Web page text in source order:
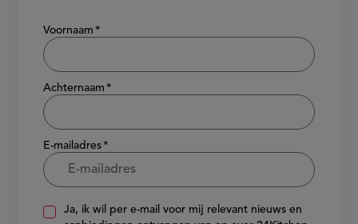
Show/hide
Voornaam
Achternaam
E-mailadres
Ja, ik wil per e-mail voor mij relevant nieuws en